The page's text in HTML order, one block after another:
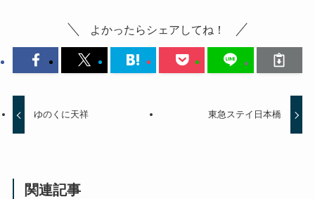
よかったらシェアしてね！
ゆのくに天祥 東急ステイ日本橋
関連記事